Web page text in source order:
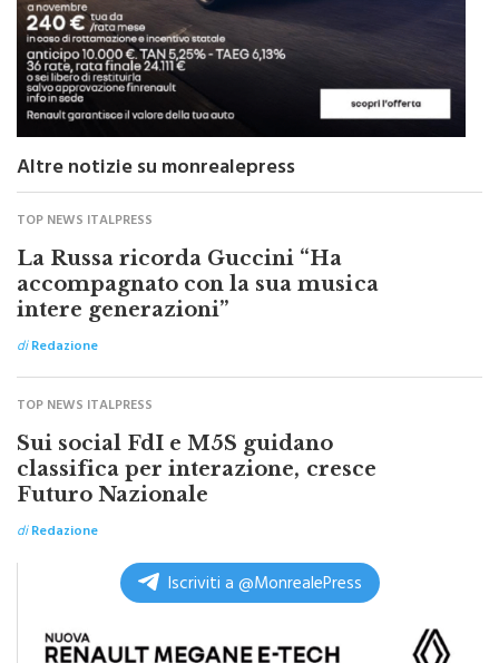
Altre notizie su monrealepress
TOP NEWS ITALPRESS
La Russa ricorda Guccini “Ha
accompagnato con la sua musica
intere generazioni”
diRedazione
TOP NEWS ITALPRESS
Sui social FdI e M5S guidano
classifica per interazione, cresce
Futuro Nazionale
di